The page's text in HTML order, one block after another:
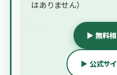
はありません）
▶ 無料
▶ 公式サ